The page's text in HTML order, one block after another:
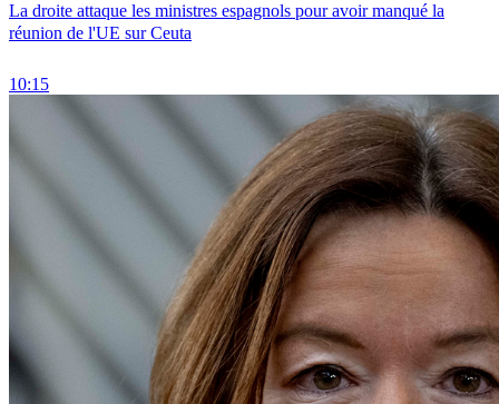
La droite attaque les ministres espagnols pour avoir manqué la
réunion de l'UE sur Ceuta
10:15